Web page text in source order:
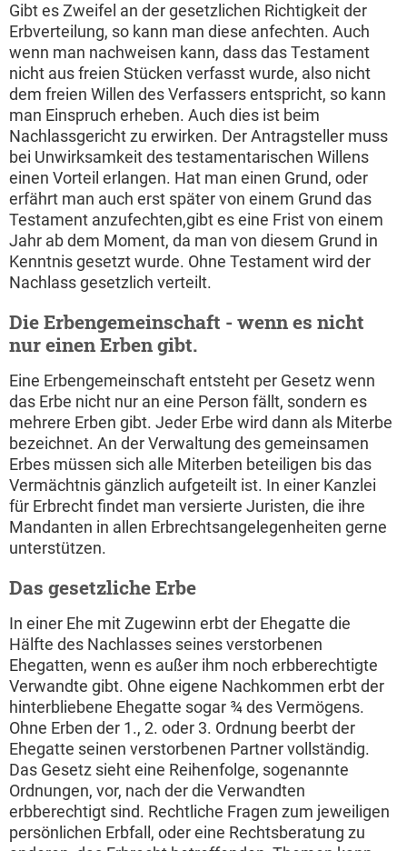
Gibt es Zweifel an der gesetzlichen Richtigkeit der
Erbverteilung, so kann man diese anfechten. Auch
wenn man nachweisen kann, dass das Testament
nicht aus freien Stücken verfasst wurde, also nicht
dem freien Willen des Verfassers entspricht, so kann
man Einspruch erheben. Auch dies ist beim
Nachlassgericht zu erwirken. Der Antragsteller muss
bei Unwirksamkeit des testamentarischen Willens
einen Vorteil erlangen. Hat man einen Grund, oder
erfährt man auch erst später von einem Grund das
Testament anzufechten,gibt es eine Frist von einem
Jahr ab dem Moment, da man von diesem Grund in
Kenntnis gesetzt wurde. Ohne Testament wird der
Nachlass gesetzlich verteilt.
Die Erbengemeinschaft - wenn es nicht
nur einen Erben gibt.
Eine Erbengemeinschaft entsteht per Gesetz wenn
das Erbe nicht nur an eine Person fällt, sondern es
mehrere Erben gibt. Jeder Erbe wird dann als Miterbe
bezeichnet. An der Verwaltung des gemeinsamen
Erbes müssen sich alle Miterben beteiligen bis das
Vermächtnis gänzlich aufgeteilt ist. In einer Kanzlei
für Erbrecht findet man versierte Juristen, die ihre
Mandanten in allen Erbrechtsangelegenheiten gerne
unterstützen.
Das gesetzliche Erbe
In einer Ehe mit Zugewinn erbt der Ehegatte die
Hälfte des Nachlasses seines verstorbenen
Ehegatten, wenn es außer ihm noch erbberechtigte
Verwandte gibt. Ohne eigene Nachkommen erbt der
hinterbliebene Ehegatte sogar ¾ des Vermögens.
Ohne Erben der 1., 2. oder 3. Ordnung beerbt der
Ehegatte seinen verstorbenen Partner vollständig.
Das Gesetz sieht eine Reihenfolge, sogenannte
Ordnungen, vor, nach der die Verwandten
erbberechtigt sind. Rechtliche Fragen zum jeweiligen
persönlichen Erbfall, oder eine Rechtsberatung zu